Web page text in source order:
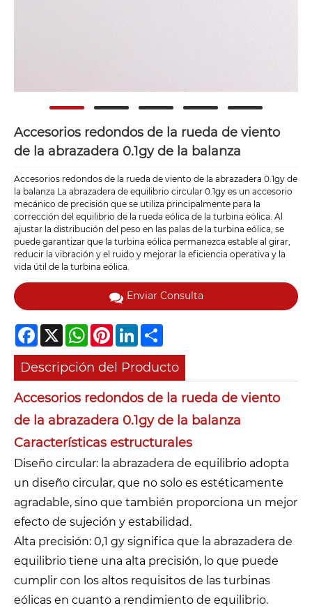
Accesorios redondos de la rueda de viento
de la abrazadera 0.1gy de la balanza
Accesorios redondos de la rueda de viento de la abrazadera 0.1gy de
la balanza La abrazadera de equilibrio circular 0.1gy es un accesorio
mecánico de precisión que se utiliza principalmente para la
corrección del equilibrio de la rueda eólica de la turbina eólica. Al
ajustar la distribución del peso en las palas de la turbina eólica, se
puede garantizar que la turbina eólica permanezca estable al girar,
reducir la vibración y el ruido y mejorar la eficiencia operativa y la
vida útil de la turbina eólica.
Enviar Consulta
Facebook
X WhatsAppPinterestLinkedIn
Descripción del Producto
Accesorios redondos de la rueda de viento
de la abrazadera 0.1gy de la balanza
Características estructurales
Diseño circular: la abrazadera de equilibrio adopta
un diseño circular, que no solo es estéticamente
agradable, sino que también proporciona un mejor
efecto de sujeción y estabilidad.
Alta precisión: 0,1 gy significa que la abrazadera de
equilibrio tiene una alta precisión, lo que puede
cumplir con los altos requisitos de las turbinas
eólicas en cuanto a rendimiento de equilibrio.